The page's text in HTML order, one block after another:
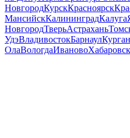
НовгородКурскКрасноярск
МансийскКалининградКалуга
НовгородТверьАстрахань
УдэВладивостокБарнаулКурган
ОлаВологдаИвановоХабаровск